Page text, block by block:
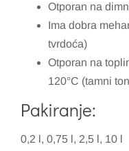
Otporan na
Ima dobra
tvrdoća)
Otporan na
120°C (tamni
Pakiranje:
0,2 l, 0,75 l, 2,5 l, 10 l